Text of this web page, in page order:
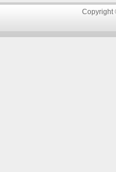
Copyright